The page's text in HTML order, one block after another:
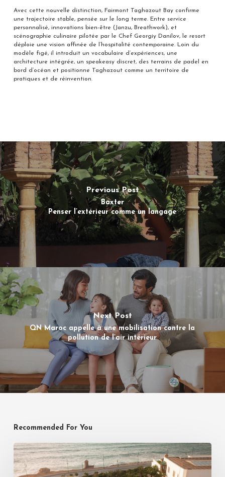
Avec cette nouvelle distinction, Fairmont Taghazout Bay confirme
une trajectoire stable, pensée sur le long terme. Entre service
personnalisé, innovations bien-être (Janzu, Breathwork), et
scénographie culinaire pilotée par le Chef Georgiy Danilov, le resort
déploie une vision affinée de l’hospitalité contemporaine. Loin du
modèle figé, il introduit un vocabulaire d’expériences, une
architecture intégrée, un speakeasy discret, des terrains de padel en
bord d’océan et positionne Taghazout comme un territoire de
pratiques et de réinvention.
Previous Post
Baxter
Penser l’extérieur comme un langage
Next Post
QN Maroc appelle à une mobilisation contre la
pollution de l’air intérieur
Recommended For You